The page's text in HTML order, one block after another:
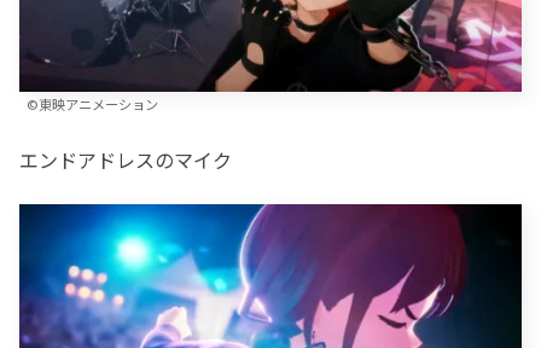
©東映アニメーション
エンドアドレスのマイク